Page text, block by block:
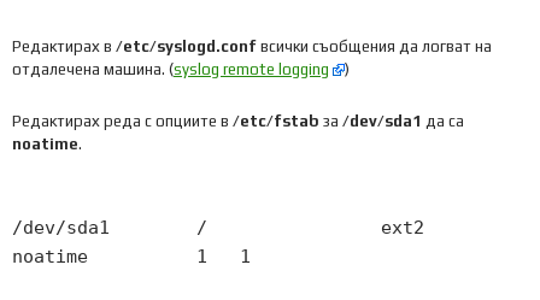
Редактирах в /etc/syslogd.conf всички съобщения да логват на
отдалечена машина. (syslog remote logging )
Редактирах реда с опциите в /etc/fstab за /dev/sda1 да са
noatimе.
/dev/sda1 / ext2
noatime 1 1